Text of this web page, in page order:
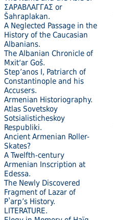
ΣΑΡΑΒΛΑΓΓΑΣ or
Šahraplakan.
A Neglected Passage in the
History of the Caucasian
Albanians.
The Albanian Chronicle of
Mxit‘ar Goš.
Step’anos I, Patriarch of
Constantinople and his
Accusers.
Armenian Historiography.
Atlas Sovetskoy
Sotsialisticheskoy
Respubliki.
Ancient Armenian Roller-
Skates?
A Twelfth-century
Armenian Inscription at
Edessa.
The Newly Discovered
Fragment of Lazar of
Pʽarp’s History.
LITERATURE.